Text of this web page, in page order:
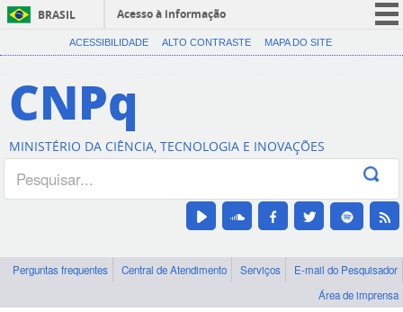
BRASIL
Acesso à informação
CORONAVÍRUS (COVID-19)
Canais
ACESSIBILIDADE ALTO CONTRASTE MAPA DO SITE
CNPq
MINISTÉRIO DA CIÊNCIA, TECNOLOGIA E INOVAÇÕES
Perguntas frequentes Central de Atendimento Serviços
E-mail do Pesquisador
Área de imprensa